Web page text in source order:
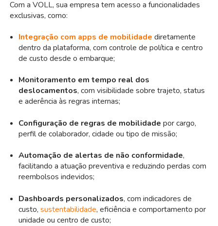
Com a VOLL, sua empresa tem acesso a funcionalidades
exclusivas, como:
Integração com apps de mobilidade diretamente
dentro da plataforma, com controle de política e centro
de custo desde o embarque;
Monitoramento em tempo real dos
deslocamentos, com visibilidade sobre trajeto, status
e aderência às regras internas;
Configuração de regras de mobilidade por cargo,
perfil de colaborador, cidade ou tipo de missão;
Automação de alertas de não conformidade,
facilitando a atuação preventiva e reduzindo perdas com
reembolsos indevidos;
Dashboards personalizados, com indicadores de
custo, sustentabilidade, eficiência e comportamento por
unidade ou centro de custo;